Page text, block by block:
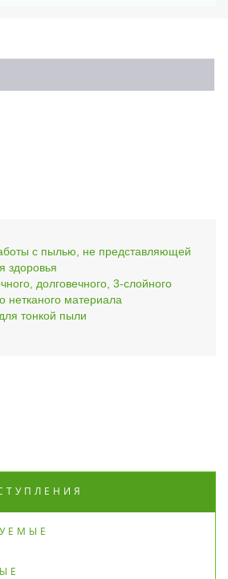
с пылью, не представляющей
здоровья
долговечного, 3-слойного
нетканого материала
тонкой пыли